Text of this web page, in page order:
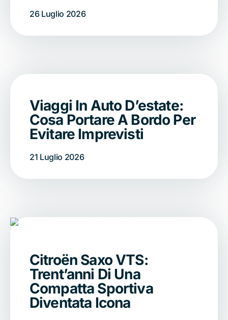
26 Luglio 2026
Viaggi In Auto D’estate:
Cosa Portare A Bordo Per
Evitare Imprevisti
21 Luglio 2026
Citroën Saxo VTS:
Trent’anni Di Una
Compatta Sportiva
Diventata Icona